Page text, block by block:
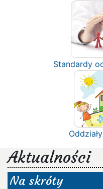
Standardy
Aktualności
Na skróty